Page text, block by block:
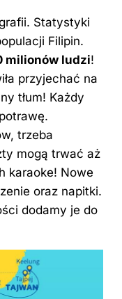
Statystyki
Filipin.
milionów ludzi!
przyjechać na
tłum! Każdy
trzeba
mogą trwać aż
karaoke! Nowe
oraz napitki.
dodamy je do